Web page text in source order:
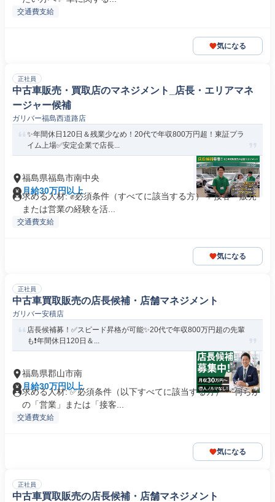
交通費支給
気になる
正社員
中古車販売・買取店のマネジメント_店長・エリアマネ
ージャー候補
ガリバー福島西道路店
✨年間休日120日＆残業少なめ！20代で年収800万円超！東証プラ
イム上場✅安定企業で店長...
福島県福島市南中央
月給30万円以上
求める人材: ✊️必須条件（すべてに該当する方） ✨接客・販売
または営業の経験を活...
交通費支給
気になる
正社員
中古車買取販売の店長候補・店舗マネジメント
ガリバー安積店
店長候補募！✅️スピード昇格が可能✨20代で年収800万円超の先輩
も❗️年間休日120日＆...
福島県郡山市南
月給30万円以上
求める人材: ✅必須条件（以下すべてに該当する方） ・何らか
の「営業」または「接客...
交通費支給
気になる
正社員
中古車買取販売の店長候補・店舗マネジメント